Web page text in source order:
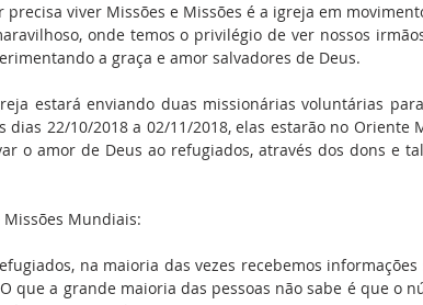
viver Missões e Missões é a igreja em
onde temos o privilégio de ver nossos
a graça e amor salvadores de Deus.
estará enviando duas missionárias voluntárias
22/10/2018 a 02/11/2018, elas estarão no Oriente
o amor de Deus ao refugiados, através dos dons e
Missões Mundiais:
na maioria das vezes recebemos informações
que a grande maioria das pessoas não sabe é que o